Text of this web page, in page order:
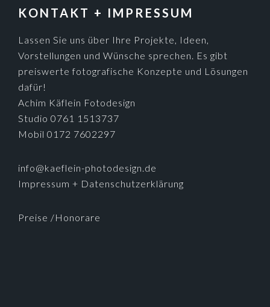
KONTAKT + IMPRESSUM
Lassen Sie uns über Ihre Projekte, Ideen,
Vorstellungen und Wünsche sprechen. Es gibt
preiswerte fotografische Konzepte und Lösungen
dafür!
Achim Käflein Fotodesign
Studio 0761 1513737
Mobil 0172 7602297
info@kaeflein-photodesign.de
Impressum + Datenschutzerklärung
Preise /Honorare